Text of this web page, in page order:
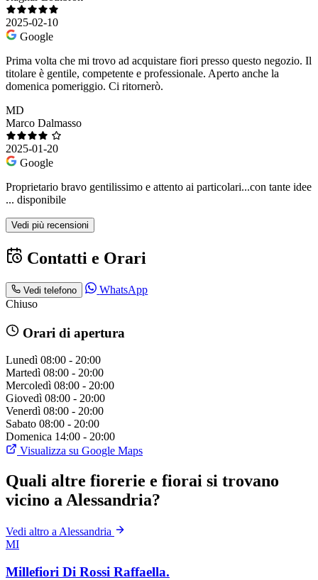
2025-02-10
Google
Prima volta che mi trovo ad acquistare fiori presso questo negozio. Il
titolare è gentile, competente e professionale. Aperto anche la
domenica pomeriggio. Ci ritornerò.
MD
Marco Dalmasso
2025-01-20
Google
Proprietario bravo gentilissimo e attento ai particolari...con tante idee
... disponibile
Vedi più recensioni
Contatti e Orari
Vedi telefono
WhatsApp
Chiuso
Orari di apertura
Lunedì 08:00 - 20:00
Martedì 08:00 - 20:00
Mercoledì 08:00 - 20:00
Giovedì 08:00 - 20:00
Venerdì 08:00 - 20:00
Sabato 08:00 - 20:00
Domenica 14:00 - 20:00
Visualizza su Google Maps
Quali altre fiorerie e fiorai si trovano
vicino a Alessandria?
Vedi altro a Alessandria
MI
Millefiori Di Rossi Raffaella.